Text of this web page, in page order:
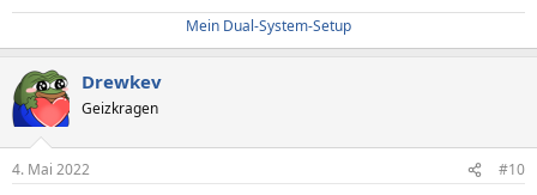
Mein Dual-System-Setup
Drewkev
Geizkragen
4. Mai 2022 #10